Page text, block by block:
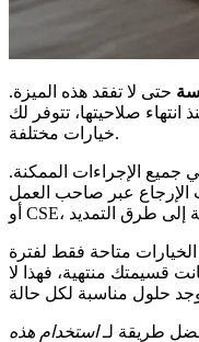
حتى لا تفقد هذه الميزة.
صلاحيتها، تتوفر لك
خيارات مختلفة.
الإجراءات الممكنة.
الإرجاع عبر صاحب العمل
متاحة فقط لفترة
قسيمتك منتهية، فهذا لا
طريقة لـاستخدام هذه